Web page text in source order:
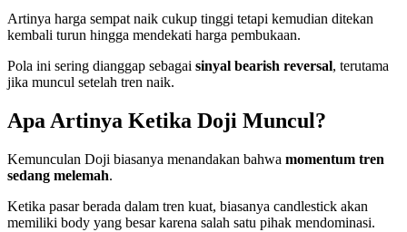
Artinya harga sempat naik cukup tinggi tetapi kemudian ditekan
kembali turun hingga mendekati harga pembukaan.
Pola ini sering dianggap sebagai sinyal bearish reversal, terutama
jika muncul setelah tren naik.
Apa Artinya Ketika Doji Muncul?
Kemunculan Doji biasanya menandakan bahwa momentum tren
sedang melemah.
Ketika pasar berada dalam tren kuat, biasanya candlestick akan
memiliki body yang besar karena salah satu pihak mendominasi.